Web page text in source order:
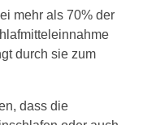
mehr als 70% der
durch sie zum
dass die